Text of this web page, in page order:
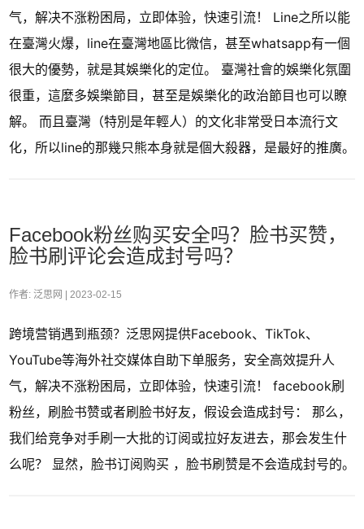
气，解决不涨粉困局，立即体验，快速引流！ Line之所以能
在臺灣火爆，line在臺灣地區比微信，甚至whatsapp有一個
很大的優勢，就是其娛樂化的定位。 臺灣社會的娛樂化氛圍
很重，這麼多娛樂節目，甚至是娛樂化的政治節目也可以瞭
解。 而且臺灣（特別是年輕人）的文化非常受日本流行文
化，所以line的那幾只熊本身就是個大殺器，是最好的推廣。
Facebook粉丝购买安全吗？脸书买赞，
脸书刷评论会造成封号吗？
作者: 泛思网 | 2023-02-15
跨境营销遇到瓶颈？泛思网提供Facebook、TikTok、
YouTube等海外社交媒体自助下单服务，安全高效提升人
气，解决不涨粉困局，立即体验，快速引流！ facebook刷
粉丝，刷脸书赞或者刷脸书好友，假设会造成封号： 那么，
我们给竞争对手刷一大批的订阅或拉好友进去，那会发生什
么呢？ 显然，脸书订阅购买 ，脸书刷赞是不会造成封号的。